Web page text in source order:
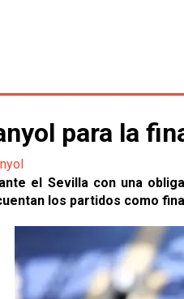
para la
el Sevilla con una
los partidos como